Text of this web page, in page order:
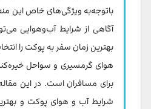
پوکت در آوریل (اواسط
پوکت در ماه می (اواسط
پوکت در ژوئن (اواسط خرداد تا
باتوجه‌به ویژگی‌های خاص این
آگاهی از شرایط آب‌وهوایی
بهترین زمان سفر به پوکت را
هوای گرمسیری و سواحل
برای مسافران است. در این
شرایط آب و هوای پوکت و